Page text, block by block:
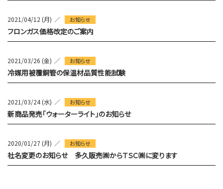
2021/04/12 (月) お知らせ
フロンガス価格改定のご案内
2021/03/26 (金) お知らせ
冷媒用被覆銅管の保温材品質性能試験
2021/03/24 (水) お知らせ
新商品発売「ウォーターライト」のお知らせ
2020/01/27 (月) お知らせ
社名変更のお知らせ 多久販売㈱からＴＳＣ㈱に変ります